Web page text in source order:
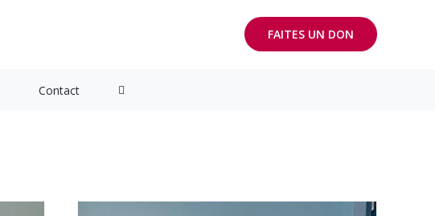
FAITES UN DON
Contact